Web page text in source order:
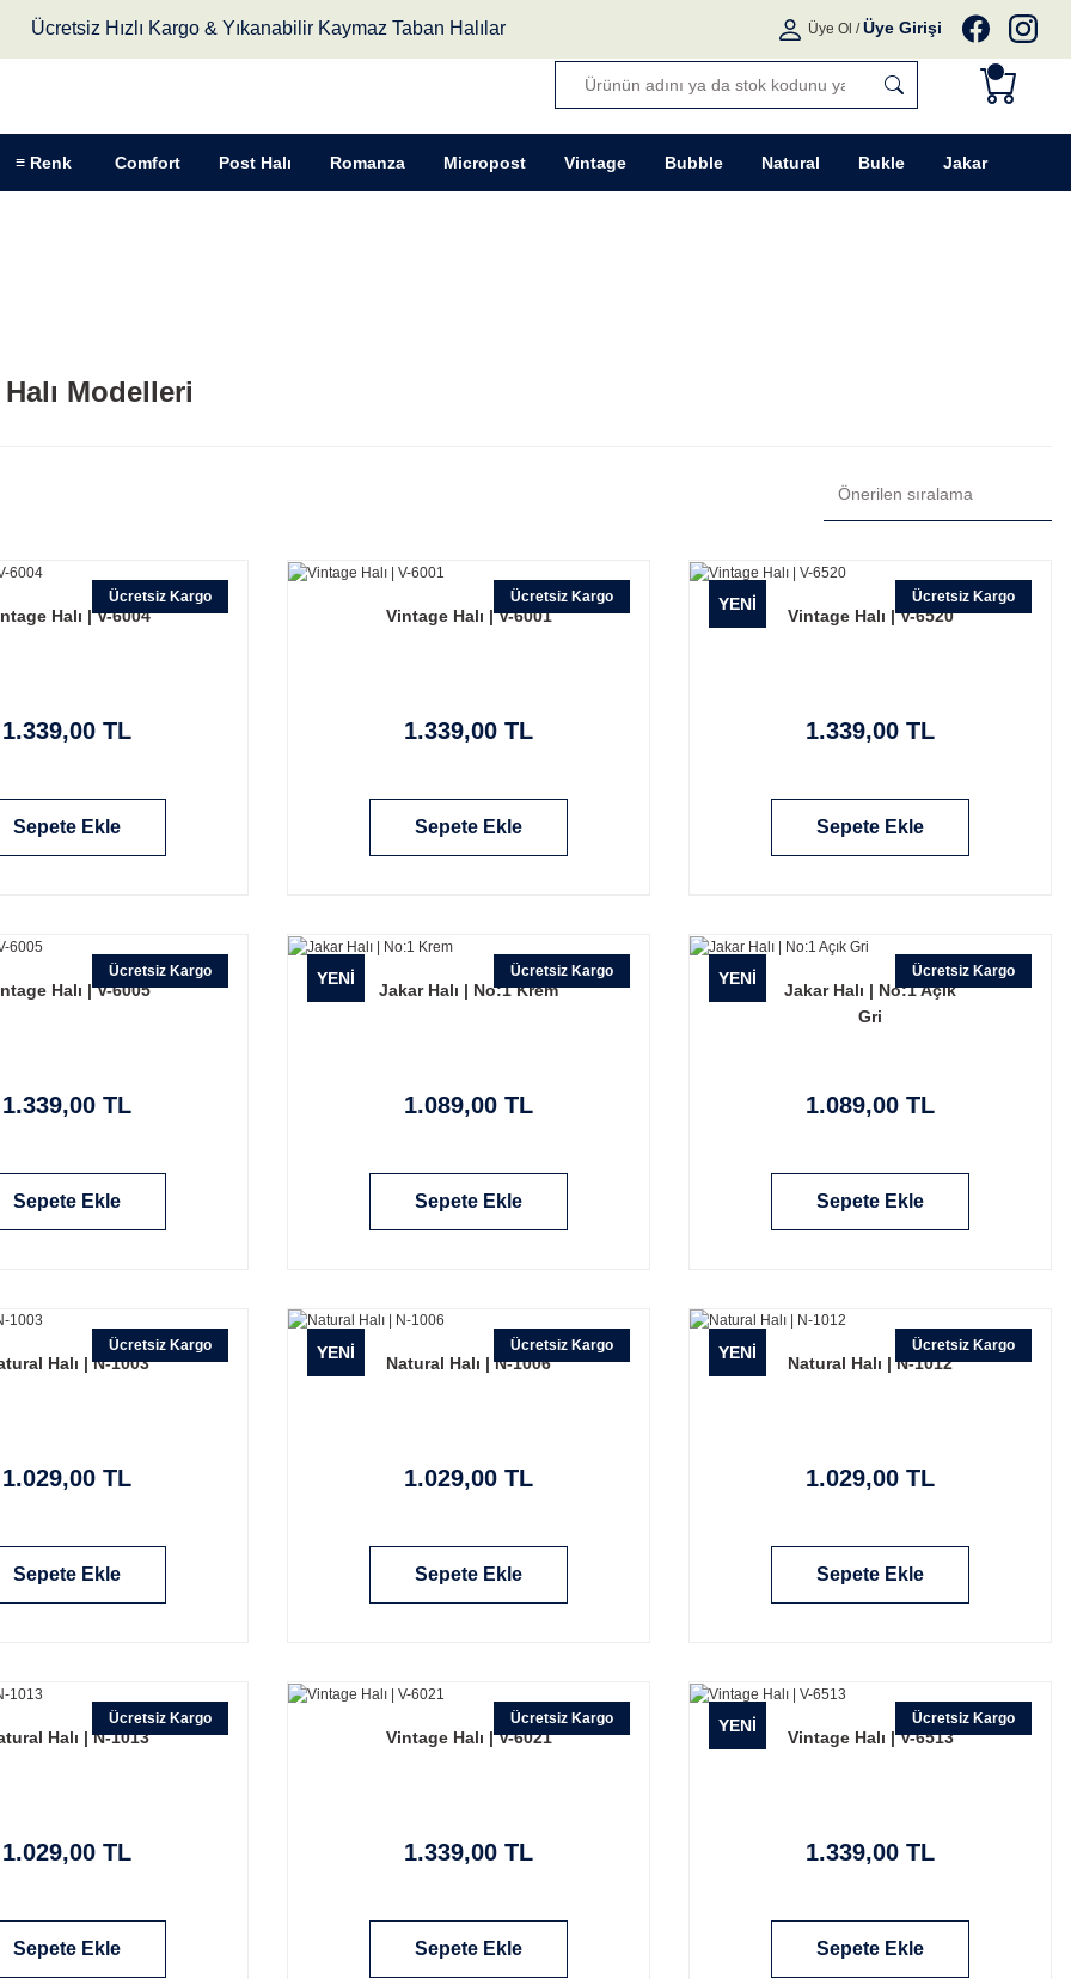
Ücretsiz Hızlı Kargo & Yıkanabilir Kaymaz Taban Halılar Üye Ol / Üye Girişi
≡ Renk Comfort Post Halı Romanza Micropost Vintage Bubble Natural Bukle Jakar
Modelleri
Ücretsiz Kargo
Halı | V-6004
1.339,00 TL
Sepete Ekle
Ücretsiz Kargo
Vintage Halı | V-6001
1.339,00 TL
Sepete Ekle
YENİ Ücretsiz Kargo
Vintage Halı | V-6520
1.339,00 TL
Sepete Ekle
Ücretsiz Kargo
Halı | V-6005
1.339,00 TL
Sepete Ekle
YENİ Ücretsiz Kargo
Jakar Halı | No:1 Krem
1.089,00 TL
Sepete Ekle
YENİ Ücretsiz Kargo
Jakar Halı | No:1 Açık
Gri
1.089,00 TL
Sepete Ekle
Ücretsiz Kargo
Halı | N-1003
1.029,00 TL
Sepete Ekle
YENİ Ücretsiz Kargo
Natural Halı | N-1006
1.029,00 TL
Sepete Ekle
YENİ Ücretsiz Kargo
Natural Halı | N-1012
1.029,00 TL
Sepete Ekle
Ücretsiz Kargo
Halı | N-1013
1.029,00 TL
Sepete Ekle
Ücretsiz Kargo
Vintage Halı | V-6021
1.339,00 TL
Sepete Ekle
YENİ Ücretsiz Kargo
Vintage Halı | V-6513
1.339,00 TL
Sepete Ekle